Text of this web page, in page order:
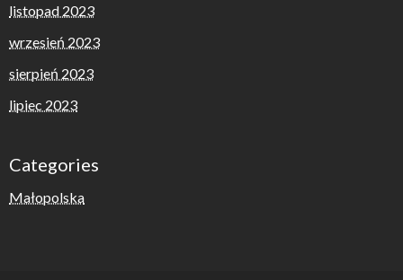
listopad 2023
wrzesień 2023
sierpień 2023
lipiec 2023
Categories
Małopolska